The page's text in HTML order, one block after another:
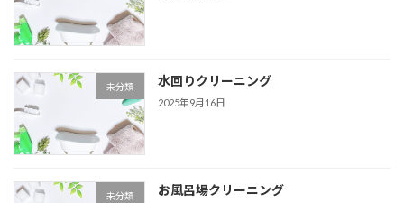
未分類 水回りクリーニング
2025年9月16日
未分類 お風呂場クリーニング